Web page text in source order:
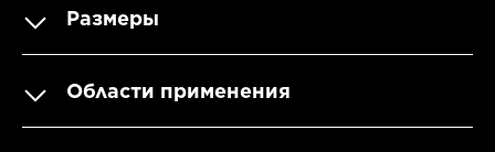
Размеры
Области применения